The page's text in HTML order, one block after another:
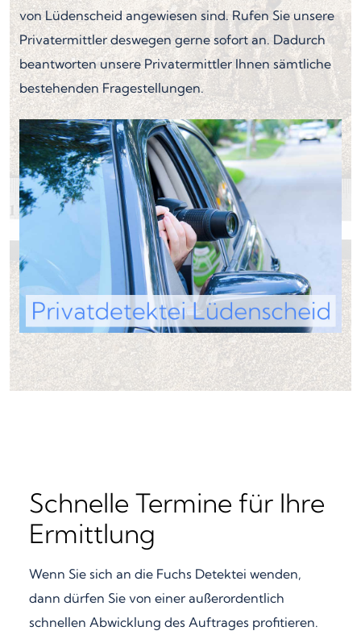
von Lüdenscheid angewiesen sind. Rufen Sie unsere
Privatermittler deswegen gerne sofort an. Dadurch
beantworten unsere Privatermittler Ihnen sämtliche
bestehenden Fragestellungen.
Schnelle Termine für Ihre
Ermittlung
Wenn Sie sich an die Fuchs Detektei wenden,
dann dürfen Sie von einer außerordentlich
schnellen Abwicklung des Auftrages profitieren.